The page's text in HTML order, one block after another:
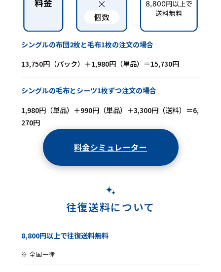
シングルの布団2枚と毛布1枚の注文の場合
13,750円（パック）＋1,980円（単品）＝15,730円
シングルの毛布とシーツ1枚ずつ注文の場合
1,980円（単品）＋990円（単品）＋3,300円（送料）＝6,
270円
料金シミュレーター
往復送料について
8,800円以上で往復送料無料
※ 全国一律